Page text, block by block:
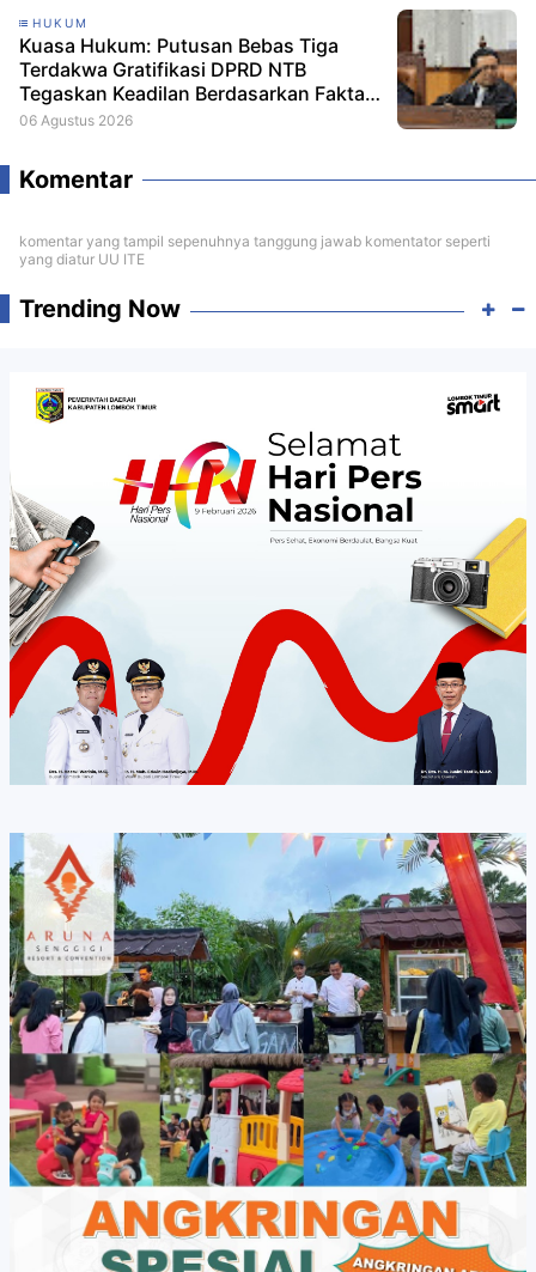
HUKUM
Kuasa Hukum: Putusan Bebas Tiga
Terdakwa Gratifikasi DPRD NTB
Tegaskan Keadilan Berdasarkan Fakta
Persidangan
06 Agustus 2026
Komentar
komentar yang tampil sepenuhnya tanggung jawab komentator seperti
yang diatur UU ITE
Trending Now